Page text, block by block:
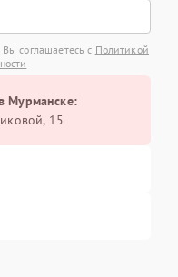
соглашаетесь с Политикой
Мурманске:
15